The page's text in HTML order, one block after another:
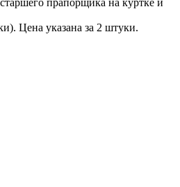
Цена указана за 2 штуки.